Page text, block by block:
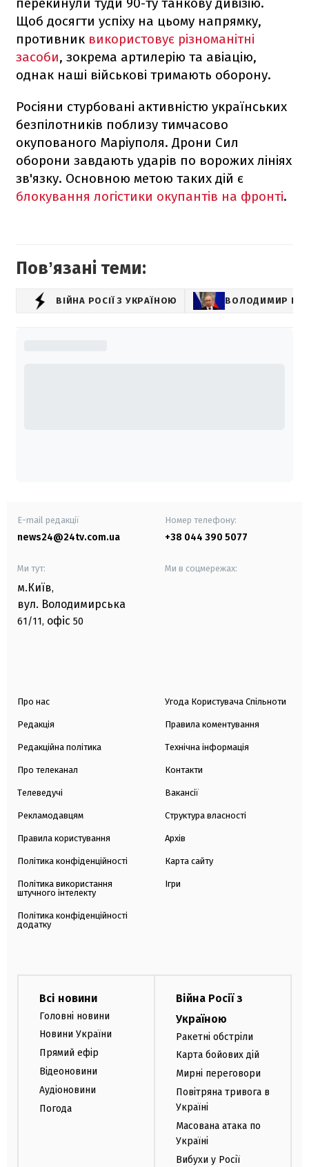
Щоб досягти успіху на цьому напрямку,
противник використовує різноманітні
засоби, зокрема артилерію та авіацію,
однак наші військові тримають оборону.
Росіяни стурбовані активністю українських
безпілотників поблизу тимчасово
окупованого Маріуполя. Дрони Сил
оборони завдають ударів по ворожих лініях
зв'язку. Основною метою таких дій є
блокування логістики окупантів на фронті.
Повʼязані теми:
ВІЙНА РОСІЇ З УКРАЇНОЮ ВОЛОДИМИР
E-mail редакції
news24@24tv.com.ua
Номер телефону:
+38 044 390 5077
Ми тут:
м.Київ,
вул. Володимирська
61/11, офіс 50
Ми в соцмережах:
Про нас
Редакція
Редакційна політика
Про телеканал
Телеведучі
Рекламодавцям
Правила користування
Політика конфіденційності
Політика використання
штучного інтелекту
Політика конфіденційності
додатку
Угода Користувача Спільноти
Правила коментування
Технічна інформація
Контакти
Вакансії
Структура власності
Архів
Карта сайту
Ігри
Всі новини
Головні новини
Новини України
Прямий ефір
Відеоновини
Аудіоновини
Погода
Війна Росії з
Україною
Ракетні обстріли
Карта бойових дій
Мирні переговори
Повітряна тривога в
Україні
Масована атака по
Україні
Вибухи у Росії